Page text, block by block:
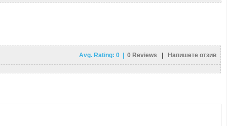
Avg. Rating:0 |0 Reviews Напишете отзив